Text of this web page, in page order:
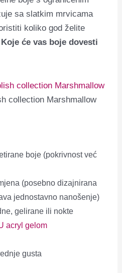
sa slatkim mrvicama
koliko god želite
Koje će vas boje dovesti
collection Marshmallow
boje (pokrivnost već
(posebno dizajnirana
jednostavno nanošenje)
gelirane ili nokte
acryl gelom
gusta